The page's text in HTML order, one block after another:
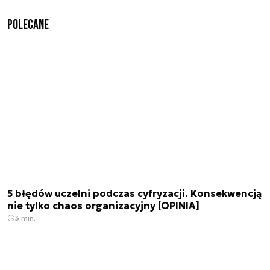
Polecane
5 błędów uczelni podczas cyfryzacji. Konsekwencją
nie tylko chaos organizacyjny [OPINIA]
3 min.